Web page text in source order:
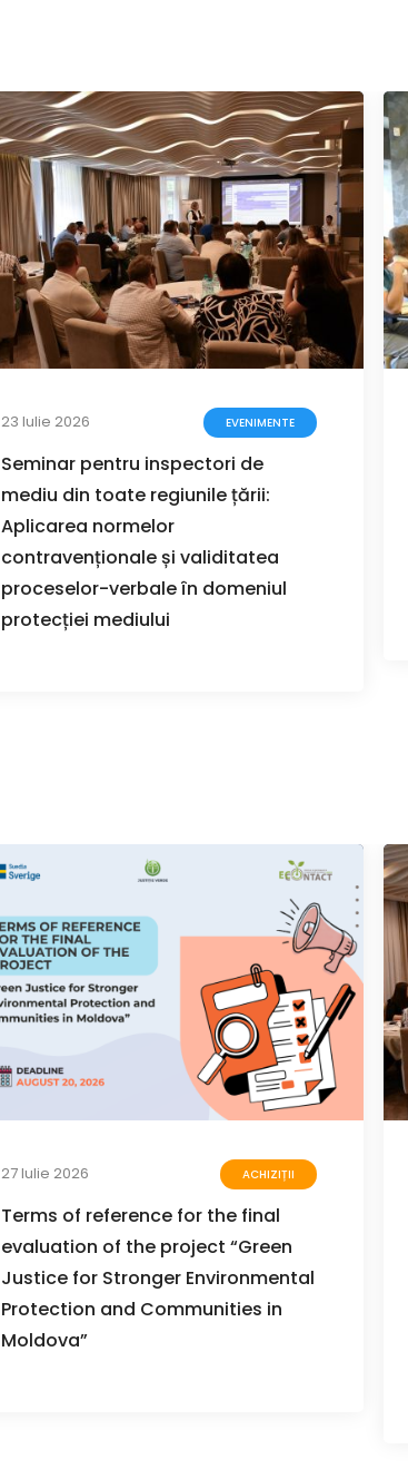
23 Iulie 2026 EVENIMENTE
Seminar pentru inspectori de
mediu din toate regiunile țării:
Aplicarea normelor
contravenționale și validitatea
proceselor-verbale în domeniul
protecției mediului
27 Iulie 2026 ACHIZIȚII
Terms of reference for the final
evaluation of the project “Green
Justice for Stronger Environmental
Protection and Communities in
Moldova”